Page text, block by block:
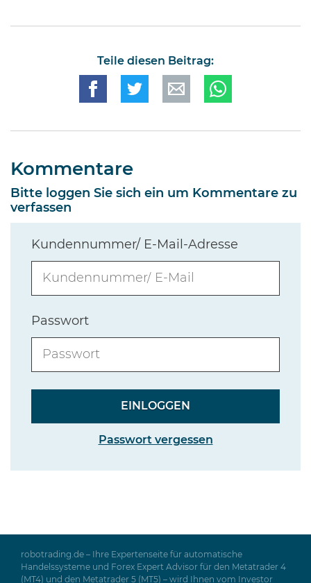
Teile diesen Beitrag:
Kommentare
Bitte loggen Sie sich ein um Kommentare zu
verfassen
Kundennummer/ E-Mail-Adresse
Passwort
Passwort vergessen
robotrading.de – Ihre Expertenseite für automatische
Handelssysteme und Forex Expert Advisor für den Metatrader 4
(MT4) und den Metatrader 5 (MT5) – wird Ihnen vom Investor